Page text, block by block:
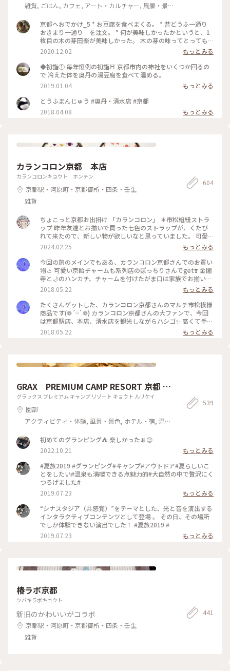
雑貨, ごはん, カフェ, アート・カルチャー, 風景・景
京都へおでかけ_5 * お豆腐を食べまくる。 * 昔どうふ一通り
おきまり一通り を注文。 * 何が美味しかったかというと、1
枚目の木の芽田楽が美味しかった。 木の芽の味ってとっても
好きで、味噌？の部分、ご飯でも食べられる〜🍚😋 * 食後は、
もう豆腐はしばらく食べられないなと、、。 * お庭が素晴らし
く、眺めを楽しみながらの食事でした！ *
2020.12.02
もっとみる
◆初詣① 毎年恒例の初詣⛩ 京都市内の神社をいくつか回るの
で 冷えた体を奥丹の湯豆腐を食べて温める。
2019.01.04
もっとみる
とうふまんじゅう #奥丹・清水店 #京都
2018.04.08
もっとみる
カランコロン京都 本店
カランコロンキョウト ホンテン
京都駅・河原町・京都御所・四条・壬生
雑貨
604
ちょこっと京都お出掛け 「カランコロン」 ＊市松組紐ストラ
ップ 昨年友達とお揃いで買った七色のストラップが、くたび
れて来たので、新しい物が欲しいなと思っていました。 可愛
らしい市松組紐のストラップを見つけ、私は赤、友達は黄色を
選びました。 早速スマホにつけて、お守りがわりに毎日見守っ
て貰っています。 #ちょこっと京都お出掛け#カランコロン#市
松組紐ストラップ#赤#私のことりっぷ旅#冬の旅
2024.02.25
もっとみる
今回の旅のメインでもある、カランコロン京都さんでのお買い
物👛 可愛い京飴チャームも系列店のぽっちりさんでget❣️ 金閣
寺と🌙のハンカチ、チャームを付けたがま口は家族でお揃いに
しようと一緒に買いました(*ฅ́˘ฅ̀*) ありがとね(❁ᴗ͈ˬᴗ͈) #カラン
コロン京都 #かわいい京みやげ #かわいい和柄 #ハンカチ #チ
ャーム #金閣寺 #京飴 #月 #ぽっちり #京都 #KYOTO #がま口 #
京都でお買い物
2018.05.22
もっとみる
たくさんゲットした、カランコロン京都さんのマルチ市松模様
商品です(❁´⌔`❁) カランコロン京都さんの大ファンで、今回
は京都駅店、本店、清水店を観光しながらハシゴ✨ 高くて手が
出せなかったバッグも3店舗でいくつもの商品の柄を見比べて
購入しました♪ 画像はトートバッグ、扇子、がま口、カードケ
京みやげ #かわいい和柄 #かわいい商品が買えるお店 #かわい
2018.05.22 もっとみる
GRAX PREMIUM CAMP RESORT 京都 る
り渓
グラックス プレミアム キャンプ リゾート キョウト ルリケイ
園部
アクティビティ・体験, 風景・景色, ホテル・宿, 温
539
初めてのグランピング⛺️ 楽しかったぁ😊
2022.10.21
もっとみる
#夏旅2019 #グランピング#キャンプ#アウトドア#夏らしいこ
とをしたい#温泉も満喫できる点魅力的#大自然の中で贅沢にく
つろげました#
2019.07.23
もっとみる
“シナスタジア（共感覚）”をテーマとした、光と音を演出する
インタラクティブコンテンツとして登場 。 その日、その場所
でしか体験できない演出でした！ #夏旅2019 #
2019.07.23
もっとみる
椿ラボ京都
ツバキラボキョウト
新旧のかわいいがコラボ
京都駅・河原町・京都御所・四条・壬生
雑貨
441